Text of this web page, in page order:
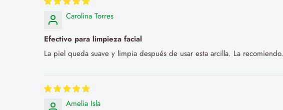
Carolina Torres
Efectivo para limpieza facial
La piel queda suave y limpia después de usar esta arcilla. La recomiendo.
Amelia Isla